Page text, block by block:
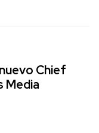
Chief
Media